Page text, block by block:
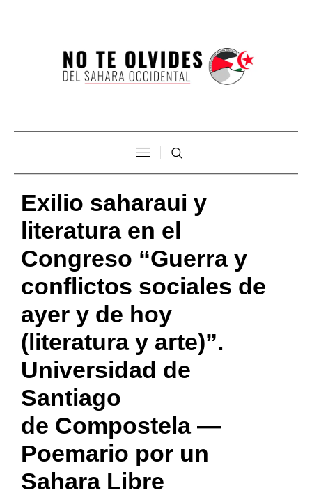
Exilio saharaui y
literatura en el
Congreso “Guerra y
conflictos sociales de
ayer y de hoy
(literatura y arte)”.
Universidad de
Santiago
de Compostela —
Poemario por un
Sahara Libre